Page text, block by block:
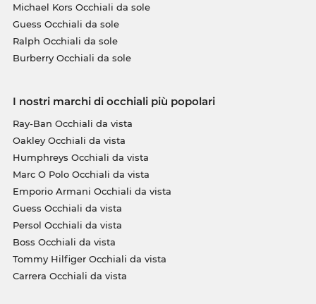
Michael Kors Occhiali da sole
Guess Occhiali da sole
Ralph Occhiali da sole
Burberry Occhiali da sole
I nostri marchi di occhiali più popolari
Ray-Ban Occhiali da vista
Oakley Occhiali da vista
Humphreys Occhiali da vista
Marc O Polo Occhiali da vista
Emporio Armani Occhiali da vista
Guess Occhiali da vista
Persol Occhiali da vista
Boss Occhiali da vista
Tommy Hilfiger Occhiali da vista
Carrera Occhiali da vista